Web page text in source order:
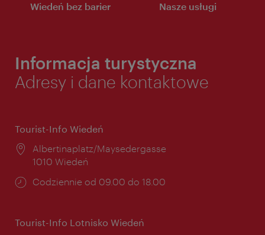
Wiedeń bez barier Nasze usługi
Informacja turystyczna
Adresy i dane kontaktowe
Tourist-Info Wiedeń
Miejsce:
Albertinaplatz/Maysedergasse
1010 Wiedeń
Godziny
Codziennie od 09.00 do 18.00
Tourist-Info Lotnisko Wiedeń